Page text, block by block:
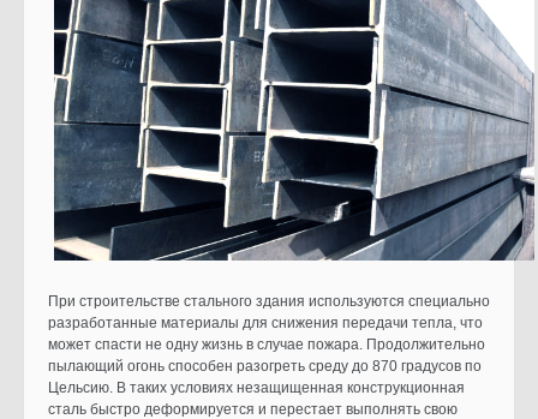
При строительстве стального здания используются специально
разработанные материалы для снижения передачи тепла, что
может спасти не одну жизнь в случае пожара. Продолжительно
пылающий огонь способен разогреть среду до 870 градусов по
Цельсию. В таких условиях незащищенная конструкционная
сталь быстро деформируется и перестает выполнять свою